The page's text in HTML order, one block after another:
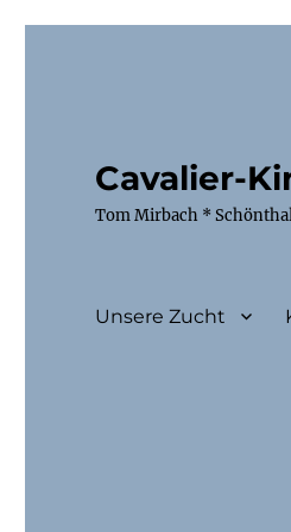
Cavalier-
Tom Mirbach *
Unsere Zucht